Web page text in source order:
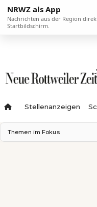
NRWZ als App
Nachrichten aus der Region
Startbildschirm.
Stellenanzeigen
Themen im Fokus